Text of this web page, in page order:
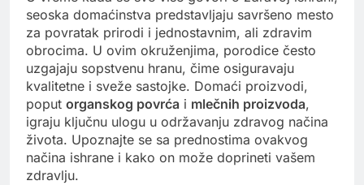
seoska domaćinstva predstavljaju savršeno mesto
za povratak prirodi i jednostavnim, ali zdravim
obrocima. U ovim okruženjima, porodice često
uzgajaju sopstvenu hranu, čime osiguravaju
kvalitetne i sveže sastojke. Domaći proizvodi,
poput organskog povrća i mlečnih proizvoda,
igraju ključnu ulogu u održavanju zdravog načina
života. Upoznajte se sa prednostima ovakvog
načina ishrane i kako on može doprineti vašem
zdravlju.